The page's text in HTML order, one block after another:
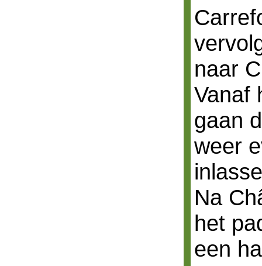
naar
Vanaf
gaan
weer
Na
het
een